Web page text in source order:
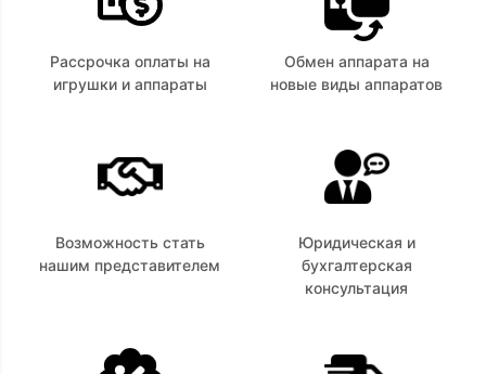
Рассрочка оплаты на
игрушки и аппараты
Обмен аппарата на
новые виды аппаратов
Возможность стать
нашим представителем
Юридическая и
бухгалтерская
консультация